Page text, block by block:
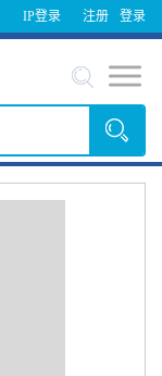
IP登录 登录
注册